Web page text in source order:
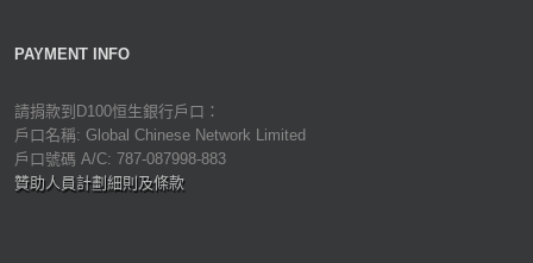
PAYMENT INFO
請捐款到D100恒生銀行戶口：
戶口名稱: Global Chinese Network Limited
戶口號碼 A/C: 787-087998-883
贊助人員計劃細則及條款